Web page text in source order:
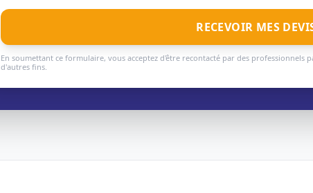
RECEVOIR MES
En soumettant ce formulaire, vous acceptez d'être recontacté par des
d'autres fins.